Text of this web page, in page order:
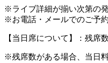
※ライブ詳細が揃い次第の発
※お電話・メールでのご予
【当日席について】：残席
※残席数がある場合、当日